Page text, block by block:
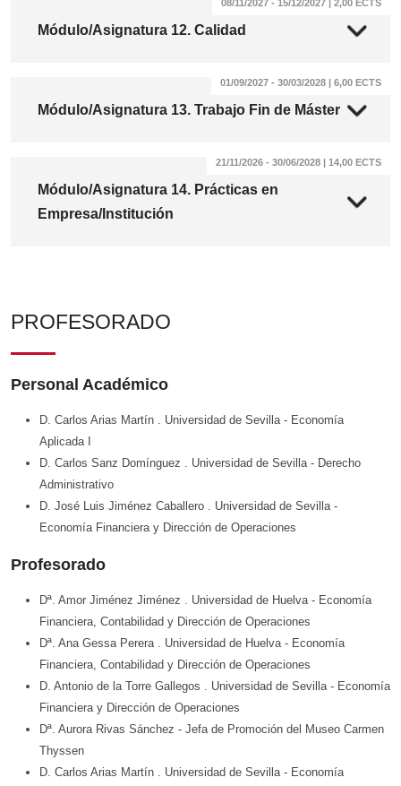
Módulo/Asignatura 12. Calidad
08/11/2027 - 15/12/2027 | 2,00 ECTS
Módulo/Asignatura 13. Trabajo Fin de Máster
01/09/2027 - 30/03/2028 | 6,00 ECTS
Módulo/Asignatura 14. Prácticas en
Empresa/Institución
21/11/2026 - 30/06/2028 | 14,00 ECTS
PROFESORADO
Personal Académico
D. Carlos Arias Martín . Universidad de Sevilla - Economía
Aplicada I
D. Carlos Sanz Domínguez . Universidad de Sevilla - Derecho
Administrativo
D. José Luis Jiménez Caballero . Universidad de Sevilla -
Economía Financiera y Dirección de Operaciones
Profesorado
Dª. Amor Jiménez Jiménez . Universidad de Huelva - Economía
Financiera, Contabilidad y Dirección de Operaciones
Dª. Ana Gessa Perera . Universidad de Huelva - Economía
Financiera, Contabilidad y Dirección de Operaciones
D. Antonio de la Torre Gallegos . Universidad de Sevilla - Economía
Financiera y Dirección de Operaciones
Dª. Aurora Rivas Sánchez - Jefa de Promoción del Museo Carmen
Thyssen
D. Carlos Arias Martín . Universidad de Sevilla - Economía